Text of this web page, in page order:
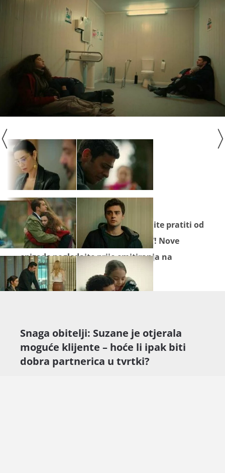
Seriju "Snaga obitelji" ne propustite pratiti od
ponedjeljka do petka na Novoj TV! Nove
epizode pogledajte prije emitiranja na
televiziji na
Novoj Plus.
Snaga obitelji: Suzane je otjerala
moguće klijente – hoće li ipak biti
dobra partnerica u tvrtki?